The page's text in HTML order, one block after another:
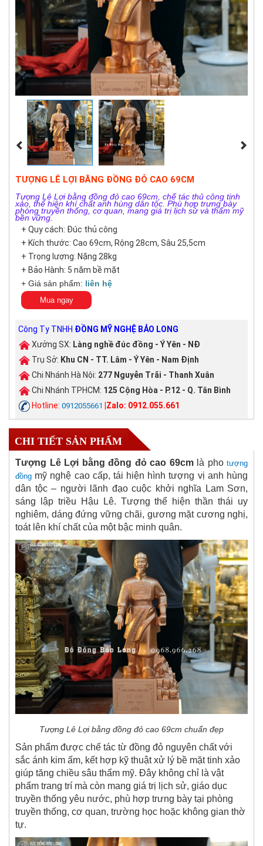
TƯỢNG LÊ LỢI BẰNG ĐỒNG ĐỎ CAO 69CM
Tượng Lê Lợi bằng đồng đỏ cao 69cm, chế tác thủ công tinh
xảo, thể hiện khí chất anh hùng dân tộc. Phù hợp trưng bày
phòng truyền thống, cơ quan, mang giá trị lịch sử và thẩm mỹ
bền vững.
+ Quy cách: Đúc thủ công
+ Kích thước: Cao 69cm, Rộng 28cm, Sâu 25,5cm
+ Trọng lượng: Nặng 28kg
+ Bảo Hành: 5 năm bề mặt
+ Giá sản phẩm: liên hệ
Mua ngay
Công Ty TNHH ĐỒNG MỸ NGHỆ BẢO LONG
Xưởng SX: Làng nghề đúc đồng - Ý Yên - NĐ
Trụ Sở: Khu CN - TT. Lâm - Ý Yên - Nam Định
Chi Nhánh Hà Nội: 277 Nguyễn Trãi - Thanh Xuân
Chi Nhánh TPHCM: 125 Cộng Hòa - P.12 - Q. Tân Bình
Hotline: 0912055661 |Zalo: 0912.055.661
CHI TIẾT SẢN PHẨM
Tượng Lê Lợi bằng đồng đỏ cao 69cmlà pho tượng
đồng mỹ nghệ cao cấp, tái hiện hình tượng vị anh hùng
dân tộc – người lãnh đạo cuộc khởi nghĩa Lam Sơn,
sáng lập triều Hậu Lê. Tượng thể hiện thần thái uy
nghiêm, dáng đứng vững chãi, gương mặt cương nghị,
toát lên khí chất của một bậc minh quân.
Tượng Lê Lợi bằng đồng đỏ cao 69cm chuẩn đẹp
Sản phẩm được chế tác từ đồng đỏ nguyên chất với
sắc ánh kim ấm, kết hợp kỹ thuật xử lý bề mặt tinh xảo
giúp tăng chiều sâu thẩm mỹ. Đây không chỉ là vật
phẩm trang trí mà còn mang giá trị lịch sử, giáo dục
truyền thống yêu nước, phù hợp trưng bày tại phòng
truyền thống, cơ quan, trường học hoặc không gian thờ
tự.